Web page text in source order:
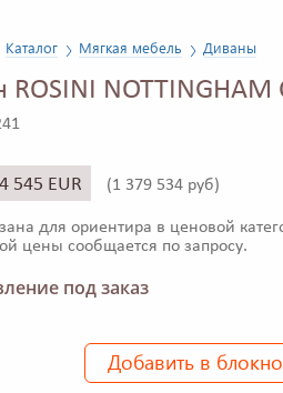
Каталог Мягкая мебель Диваны
ROSINI NOTTINGHAM
545 EUR (1 379 534 руб)
для ориентира в ценовой
цены сообщается по запросу.
под заказ
Добавить в